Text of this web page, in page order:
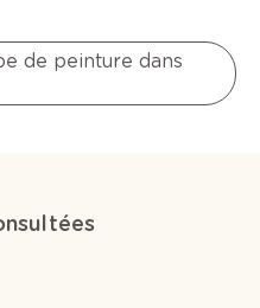
de peinture dans